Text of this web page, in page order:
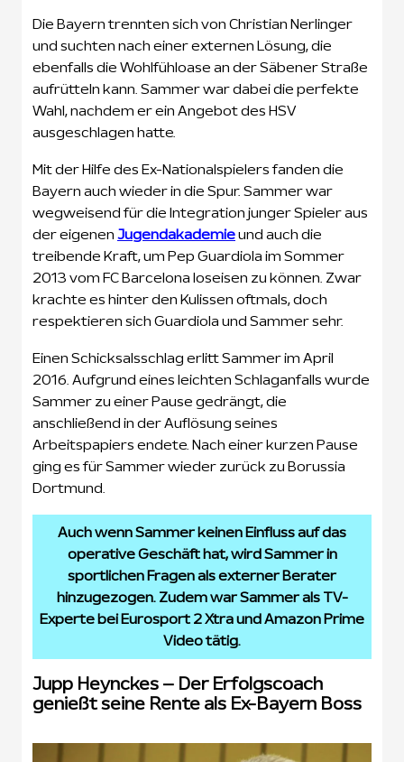
Die Bayern trennten sich von Christian Nerlinger
und suchten nach einer externen Lösung, die
ebenfalls die Wohlfühloase an der Säbener Straße
aufrütteln kann. Sammer war dabei die perfekte
Wahl, nachdem er ein Angebot des HSV
ausgeschlagen hatte.
Mit der Hilfe des Ex-Nationalspielers fanden die
Bayern auch wieder in die Spur. Sammer war
wegweisend für die Integration junger Spieler aus
der eigenen Jugendakademieund auch die
treibende Kraft, um Pep Guardiola im Sommer
2013 vom FC Barcelona loseisen zu können. Zwar
krachte es hinter den Kulissen oftmals, doch
respektieren sich Guardiola und Sammer sehr.
Einen Schicksalsschlag erlitt Sammer im April
2016. Aufgrund eines leichten Schlaganfalls wurde
Sammer zu einer Pause gedrängt, die
anschließend in der Auflösung seines
Arbeitspapiers endete. Nach einer kurzen Pause
ging es für Sammer wieder zurück zu Borussia
Dortmund.
Auch wenn Sammer keinen Einfluss auf das
operative Geschäft hat, wird Sammer in
sportlichen Fragen als externer Berater
hinzugezogen. Zudem war Sammer als TV-
Experte bei Eurosport 2 Xtra und Amazon Prime
Video tätig.
Jupp Heynckes – Der Erfolgscoach
genießt seine Rente als Ex-Bayern Boss